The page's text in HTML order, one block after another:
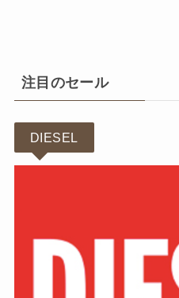
注目のセール
DIESEL